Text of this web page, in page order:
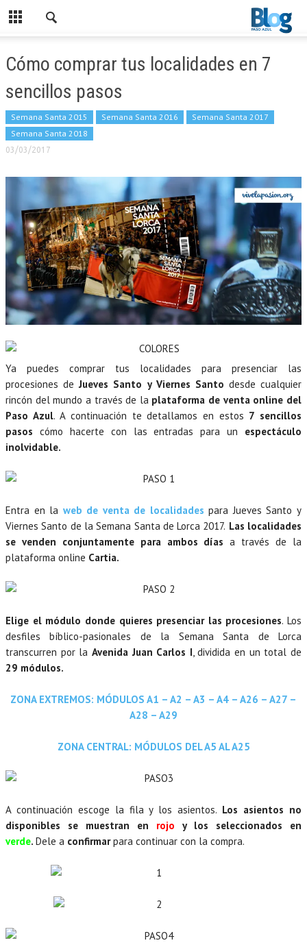
Cómo comprar tus localidades en 7
sencillos pasos
Semana Santa 2015 Semana Santa 2016
Semana Santa 2017
Semana Santa 2018
03/03/2017
Ya puedes comprar tus localidades para presenciar las
procesiones de Jueves Santo y Viernes Santo desde cualquier
rincón del mundo a través de la plataforma de venta online del
Paso Azul. A continuación te detallamos en estos 7 sencillos
pasos cómo hacerte con las entradas para un espectáculo
inolvidable.
Entra en la web de venta de localidades para Jueves Santo y
Viernes Santo de la Semana Santa de Lorca 2017. Las localidades
se venden conjuntamente para ambos díasa través de la
plataforma online Cartia.
Elige el módulo donde quieres presenciar las procesiones. Los
desfiles bíblico-pasionales de la Semana Santa de Lorca
transcurren por la Avenida Juan Carlos I, dividida en un total de
29 módulos.
ZONA EXTREMOS: MÓDULOS A1 – A2 – A3 – A4 – A26 – A27 –
A28 – A29
ZONA CENTRAL: MÓDULOS DEL A5 AL A25
A continuación escoge la fila y los asientos. Los asientos no
disponibles se muestran en rojo y los seleccionados en
verde. Dele a confirmarpara continuar con la compra.